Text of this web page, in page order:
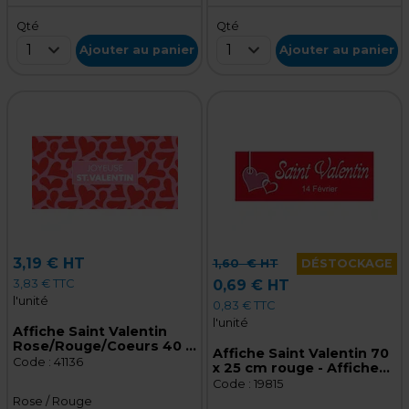
Qté
1 Ajouter au panier
Qté
1 Ajouter au panier
3,19 € HT
3,83 € TTC
l'unité
Affiche Saint Valentin
Rose/Rouge/Coeurs 40 x
20 cm - Affiche vitrine
Code : 41136
Rose / Rouge
1,60€ HT DÉSTOCKAGE
0,69 € HT
0,83 € TTC
l'unité
Affiche Saint Valentin 70
x 25 cm rouge - Affiche
vitrine
Code : 19815